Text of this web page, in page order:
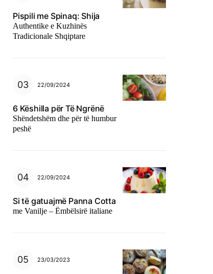
Pispili me Spinaq: Shija
Authentike e Kuzhinës
Tradicionale Shqiptare
22/09/2024
6 Këshilla për Të Ngrënë
Shëndetshëm dhe për të humbur
peshë
22/09/2024
Si të gatuajmë Panna Cotta
me Vanilje – Ëmbëlsirë italiane
23/03/2023